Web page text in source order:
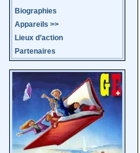
Biographies
Appareils >>
Lieux d’action
Partenaires